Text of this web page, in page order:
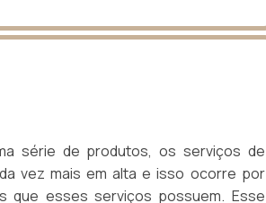
série de produtos, os serviços de
vez mais em alta e isso ocorre por
que esses serviços possuem. Esse